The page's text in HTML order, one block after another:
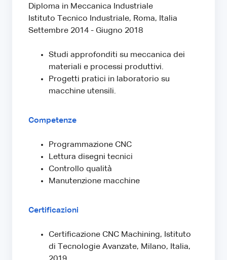
Diploma in Meccanica Industriale
Istituto Tecnico Industriale, Roma, Italia
Settembre 2014 - Giugno 2018
Studi approfonditi su meccanica dei
materiali e processi produttivi.
Progetti pratici in laboratorio su
macchine utensili.
Competenze
Programmazione CNC
Lettura disegni tecnici
Controllo qualità
Manutenzione macchine
Certificazioni
Certificazione CNC Machining, Istituto
di Tecnologie Avanzate, Milano, Italia,